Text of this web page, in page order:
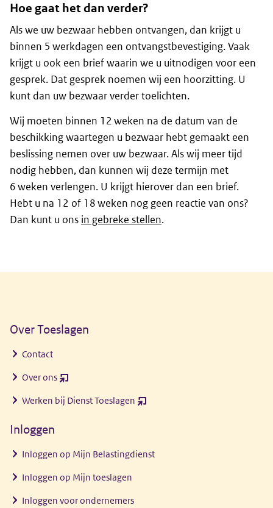
Hoe gaat het dan verder?
Als we uw bezwaar hebben ontvangen, dan krijgt u
binnen 5 werkdagen een ontvangstbevestiging. Vaak
krijgt u ook een brief waarin we u uitnodigen voor een
gesprek. Dat gesprek noemen wij een hoorzitting. U
kunt dan uw bezwaar verder toelichten.
Wij moeten binnen 12 weken na de datum van de
beschikking waartegen u bezwaar hebt gemaakt een
beslissing nemen over uw bezwaar. Als wij meer tijd
nodig hebben, dan kunnen wij deze termijn met
6 weken verlengen. U krijgt hierover dan een brief.
Hebt u na 12 of 18 weken nog geen reactie van ons?
Dan kunt u ons in gebreke stellen.
Over Toeslagen
Contact
Over ons (opent
venster)
Werken bij Dienst Toeslagen (opent
Inloggen
Inloggen op Mijn Belastingdienst
Inloggen op Mijn toeslagen
Inloggen voor ondernemers